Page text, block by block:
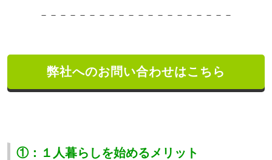
－－－－－－－－－－－－－－－－－－－－
弊社へのお問い合わせはこちら
①：１人暮らしを始めるメリット